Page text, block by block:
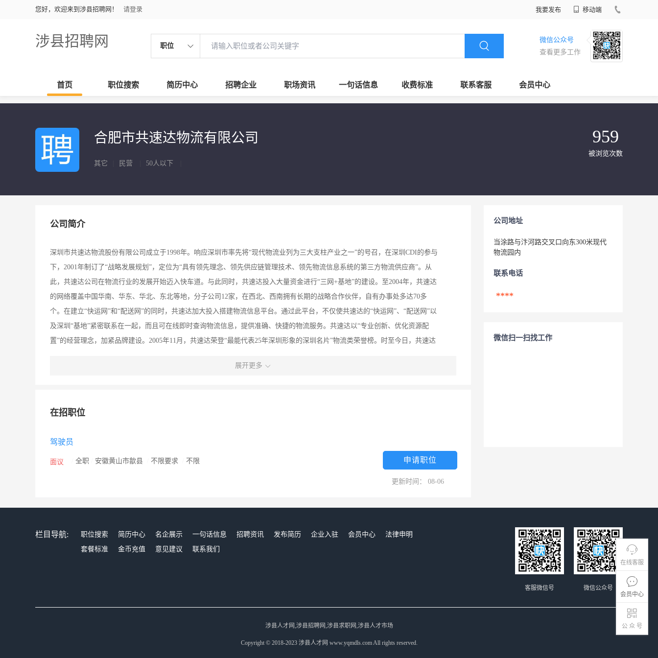
您好，欢迎来到涉县招聘网！ 请登录 我要发布 移动端
涉县招聘网 职位
微信公众号
查看更多工作
首页 职位搜索 简历中心 招聘企业 职场资讯 一句话信息 收费标准 联系客服 会员中心
在线客服
会员中心
公 众 号
合肥市共速达物流有限公司
其它 民营 50人以下
959
被浏览次数
公司简介
深圳市共速达物流股份有限公司成立于1998年。响应深圳市率先将“现代物流业列为三大支柱产业之一”的号召，在深圳CDI的参与
下，2001年制订了“战略发展规划”，定位为“具有领先理念、领先供应链管理技术、领先物流信息系统的第三方物流供应商”。从
此，共速达公司在物流行业的发展开始迈入快车道。与此同时，共速达投入大量资金进行“三网+基地”的建设。至2004年，共速达
的网络覆盖中国华南、华东、华北、东北等地，分子公司12家，在西北、西南拥有长期的战略合作伙伴，自有办事处多达70多
个。在建立“快运网”和“配送网”的同时，共速达加大投入搭建物流信息平台。通过此平台，不仅使共速达的“快运网”、“配送网”以
及深圳“基地”紧密联系在一起，而且可在线即时查询物流信息，提供准确、快捷的物流服务。共速达以“专业创新、优化资源配
置”的经营理念，加紧品牌建设。2005年11月，共速达荣登“最能代表25年深圳形象的深圳名片”物流类荣誉榜。时至今日，共速达
合性的第三方物流企业，在国内获得的相关荣誉更是数不胜数。2004年至今，共速达以公开上市为契机，加紧与国际物流巨头的
力，为共速达的未来发展提供“加速度”。选择共速达，就是选择了“运速快，配送深，信息广”的专业物流服务。共速达将秉承“诚
展开更多
在招职位
驾驶员
面议 全职 安徽黄山市歙县 不限要求 不限 申请职位
更新时间： 08-06
公司地址
当涂路与汴河路交叉口向东300米现代
物流园内
联系电话
****
微信扫一扫找工作
栏目导航: 职位搜索 简历中心 名企展示 一句话信息 招聘资讯 发布简历 企业入驻 会员中心
法律申明
套餐标准
金币充值 意见建议 联系我们
微信公众号
客服微信号
涉县人才网,涉县招聘网,涉县求职网,涉县人才市场
Copyright © 2018-2023 涉县人才网 www.yqmdls.com All rights reserved.